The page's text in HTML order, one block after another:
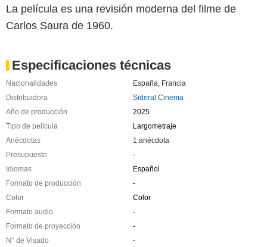
La película es una revisión moderna del filme de
Carlos Saura de 1960.
Especificaciones técnicas
Nacionalidades España, Francia
Distribuidora
Sideral Cinema
Año de producción
2025
Tipo de película
Largometraje
Anécdotas
1 anécdota
Presupuesto
-
Idiomas
Español
Formato de producción
-
Color
Color
Formato audio
-
Formato de proyección
-
N° de Visado
-